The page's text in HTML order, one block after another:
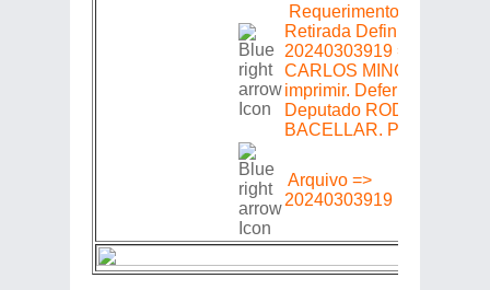
Requerimento de
Retirada Definitiva =>
20240303919 =>
CARLOS MINC => A
imprimir. Deferido. (a)
Deputado RODRIGO
BACELLAR. Presidente.
Arquivo =>
20240303919